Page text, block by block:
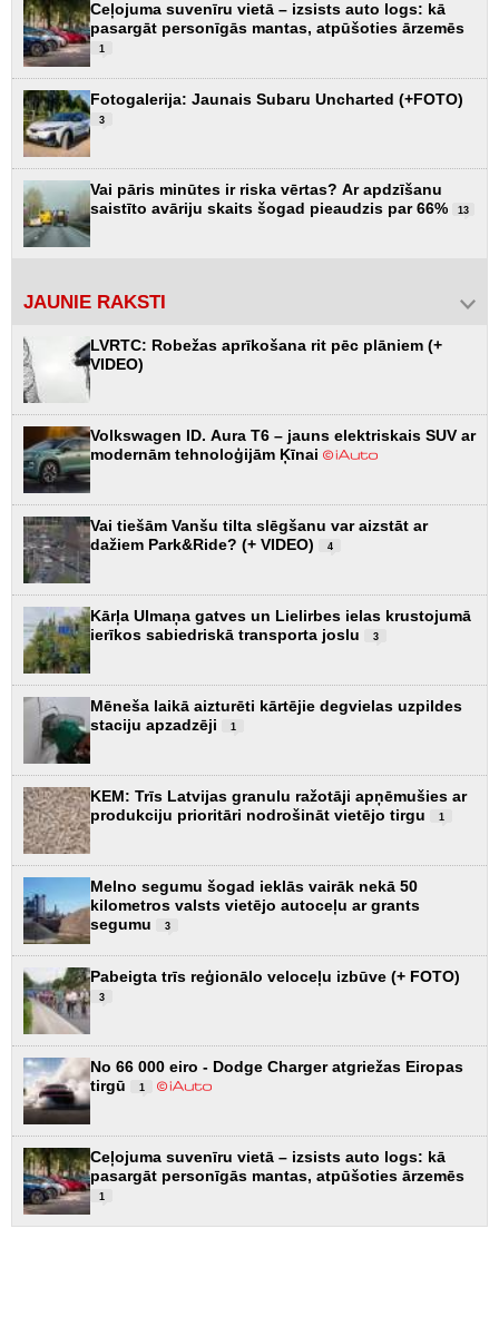
Ceļojuma suvenīru vietā – izsists auto logs: kā
pasargāt personīgās mantas, atpūšoties ārzemēs
1
Fotogalerija: Jaunais Subaru Uncharted (+FOTO)
3
Vai pāris minūtes ir riska vērtas? Ar apdzīšanu
saistīto avāriju skaits šogad pieaudzis par 66%
13
JAUNIE RAKSTI
LVRTC: Robežas aprīkošana rit pēc plāniem (+
VIDEO)
Volkswagen ID. Aura T6 – jauns elektriskais SUV ar
modernām tehnoloģijām Ķīnai
Vai tiešām Vanšu tilta slēgšanu var aizstāt ar
dažiem Park&Ride? (+ VIDEO)
4
Kārļa Ulmaņa gatves un Lielirbes ielas krustojumā
ierīkos sabiedriskā transporta joslu
3
Mēneša laikā aizturēti kārtējie degvielas uzpildes
staciju apzadzēji
1
KEM: Trīs Latvijas granulu ražotāji apņēmušies ar
produkciju prioritāri nodrošināt vietējo tirgu
1
Melno segumu šogad ieklās vairāk nekā 50
kilometros valsts vietējo autoceļu ar grants
segumu
3
Pabeigta trīs reģionālo veloceļu izbūve (+ FOTO)
3
No 66 000 eiro - Dodge Charger atgriežas Eiropas
tirgū
1
Ceļojuma suvenīru vietā – izsists auto logs: kā
pasargāt personīgās mantas, atpūšoties ārzemēs
1